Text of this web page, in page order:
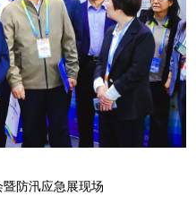
防汛应急展现场